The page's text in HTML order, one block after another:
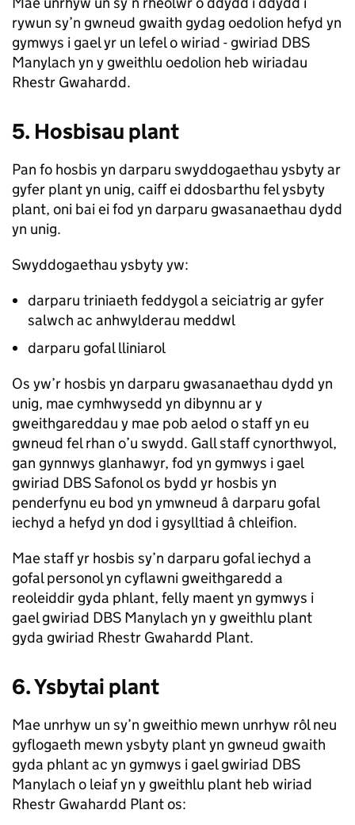
rywun sy’n gwneud gwaith gydag oedolion hefyd yn
gymwys i gael yr un lefel o wiriad - gwiriad DBS
Manylach yn y gweithlu oedolion heb wiriadau
Rhestr Gwahardd.
5. Hosbisau plant
Pan fo hosbis yn darparu swyddogaethau ysbyty ar
gyfer plant yn unig, caiff ei ddosbarthu fel ysbyty
plant, oni bai ei fod yn darparu gwasanaethau dydd
yn unig.
Swyddogaethau ysbyty yw:
darparu triniaeth feddygol a seiciatrig ar gyfer
salwch ac anhwylderau meddwl
darparu gofal lliniarol
Os yw’r hosbis yn darparu gwasanaethau dydd yn
unig, mae cymhwysedd yn dibynnu ar y
gweithgareddau y mae pob aelod o staff yn eu
gwneud fel rhan o’u swydd. Gall staff cynorthwyol,
gan gynnwys glanhawyr, fod yn gymwys i gael
gwiriad DBS Safonol os bydd yr hosbis yn
penderfynu eu bod yn ymwneud â darparu gofal
iechyd a hefyd yn dod i gysylltiad â chleifion.
Mae staff yr hosbis sy’n darparu gofal iechyd a
gofal personol yn cyflawni gweithgaredd a
reoleiddir gyda phlant, felly maent yn gymwys i
gael gwiriad DBS Manylach yn y gweithlu plant
gyda gwiriad Rhestr Gwahardd Plant.
6. Ysbytai plant
Mae unrhyw un sy’n gweithio mewn unrhyw rôl neu
gyflogaeth mewn ysbyty plant yn gwneud gwaith
gyda phlant ac yn gymwys i gael gwiriad DBS
Manylach o leiaf yn y gweithlu plant heb wiriad
Rhestr Gwahardd Plant os: